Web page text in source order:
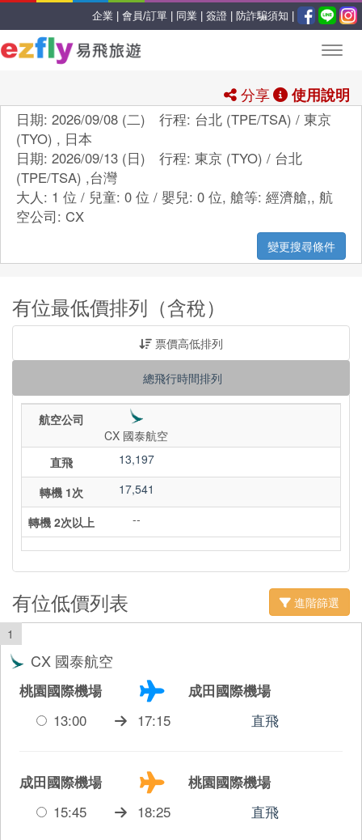
企業 | 會員/訂單 | 同業 | 簽證 | 防詐騙須知 |
分享 使用說明
日期: 2026/09/08 (二) 行程: 台北 (TPE/TSA) / 東京
(TYO) , 日本
日期: 2026/09/13 (日) 行程: 東京 (TYO) / 台北
(TPE/TSA) ,台灣
大人: 1 位 / 兒童: 0 位 / 嬰兒: 0 位, 艙等: 經濟艙,, 航
空公司: CX
變更搜尋條件
有位最低價排列（含稅）
票價高低排列
總飛行時間排列
航空公司
CX 國泰航空
直飛
13,197
轉機 1次 17,541
轉機 2次以上 --
有位低價列表
進階篩選
1
CX 國泰航空
桃園國際機場
成田國際機場
13:00
17:15 直飛
成田國際機場
桃園國際機場
15:45
18:25 直飛